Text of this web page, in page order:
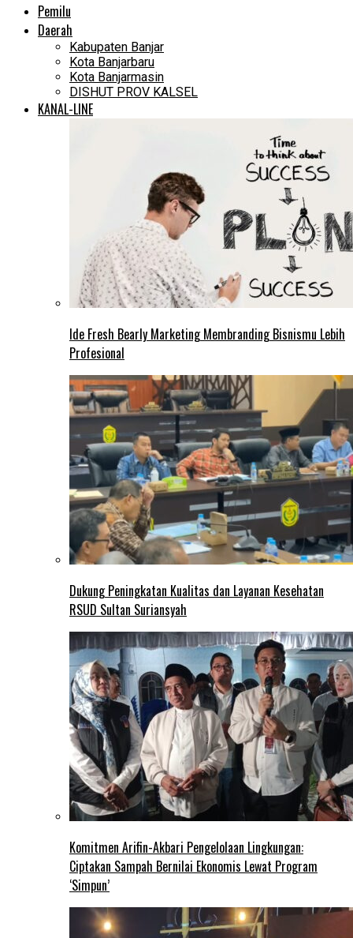
Pemilu
Daerah
Kabupaten Banjar
Kota Banjarbaru
Kota Banjarmasin
DISHUT PROV KALSEL
KANAL-LINE
Ide Fresh Bearly Marketing Membranding Bisnismu Lebih
Profesional
Dukung Peningkatan Kualitas dan Layanan Kesehatan
RSUD Sultan Suriansyah
Komitmen Arifin-Akbari Pengelolaan Lingkungan:
Ciptakan Sampah Bernilai Ekonomis Lewat Program
‘Simpun’